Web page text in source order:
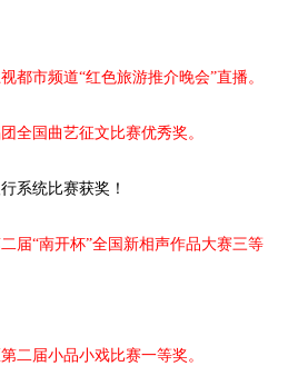
都市频道“红色旅游推介晚会”直播。
全国曲艺征文比赛优秀奖。
系统比赛获奖！
届“南开杯”全国新相声作品大赛三等
二届小品小戏比赛一等奖。